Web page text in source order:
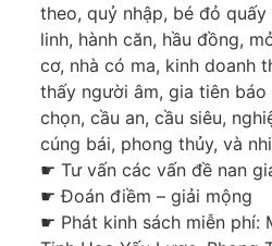
theo, quỷ nhập, bé đỏ
linh, hành căn, hầu đồng,
cơ, nhà có ma, kinh doanh
thấy người âm, gia tiên
chọn, cầu an, cầu siêu,
cúng bái, phong thủy, và
☛ Tư vấn các vấn đề nan
☛ Đoán điềm – giải mộng
☛ Phát kinh sách miễn phí: